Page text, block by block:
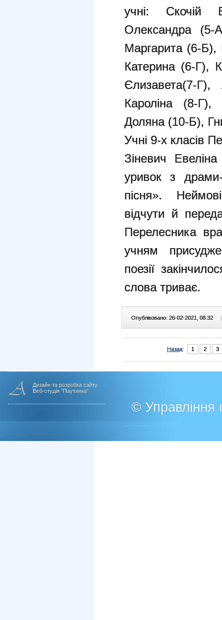
учні: Скочій
Олександра (5-
Маргарита (6-Б),
Катерина (6-Г),
Єлизавета(7-
Кароліна (8-
Доляна (10-Б),
Учні 9-х класів
Зіневич
уривок з драми-
пісня».
відчути й
Перелесника
учням
поезії
слова триває.
Опубліковано: 26-02-2021, 08:32 |
Назад 1 2 3
Дизайн та розробка сайту
Веб-студія "Паутинка"
© Управління